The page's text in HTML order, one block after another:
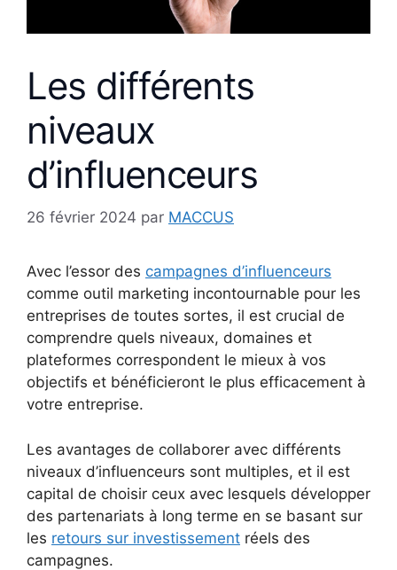
Les différents
niveaux
d’influenceurs
26 février 2024 par MACCUS
Avec l’essor des campagnes d’influenceurs
comme outil marketing incontournable pour les
entreprises de toutes sortes, il est crucial de
comprendre quels niveaux, domaines et
plateformes correspondent le mieux à vos
objectifs et bénéficieront le plus efficacement à
votre entreprise.
Les avantages de collaborer avec différents
niveaux d’influenceurs sont multiples, et il est
capital de choisir ceux avec lesquels développer
des partenariats à long terme en se basant sur
les retours sur investissement réels des
campagnes.